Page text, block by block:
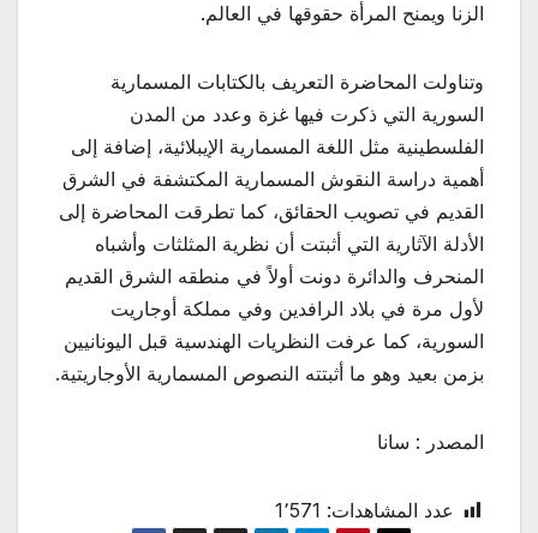
الزنا ويمنح المرأة حقوقها في العالم.
وتناولت المحاضرة التعريف بالكتابات المسمارية
السورية التي ذكرت فيها غزة وعدد من المدن
الفلسطينية مثل اللغة المسمارية الإيبلائية، إضافة إلى
أهمية دراسة النقوش المسمارية المكتشفة في الشرق
القديم في تصويب الحقائق، كما تطرقت المحاضرة إلى
الأدلة الآثارية التي أثبتت أن نظرية المثلثات وأشباه
المنحرف والدائرة دونت أولاً في منطقه الشرق القديم
لأول مرة في بلاد الرافدين وفي مملكة أوجاريت
السورية، كما عرفت النظريات الهندسية قبل اليونانيين
بزمن بعيد وهو ما أثبتته النصوص المسمارية الأوجاريتية.
المصدر : سانا
عدد المشاهدات: 1٬571